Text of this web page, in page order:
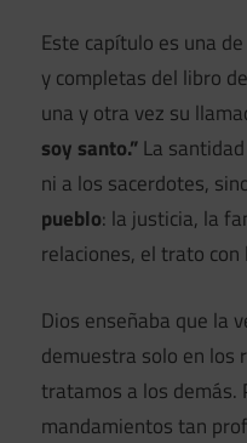
Este capítulo es una
y completas del libro
una y otra vez su
soy santo.”La
ni a los sacerdotes,
pueblo: la justicia, la
relaciones, el trato
Dios enseñaba que la
demuestra solo en los
tratamos a los demás.
mandamientos tan